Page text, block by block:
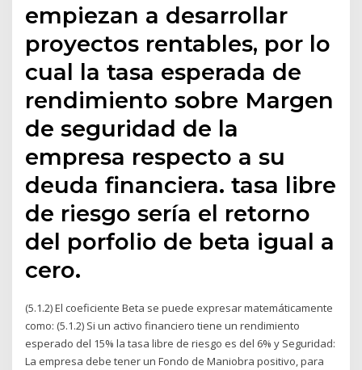
empiezan a desarrollar
proyectos rentables, por lo
cual la tasa esperada de
rendimiento sobre Margen
de seguridad de la
empresa respecto a su
deuda financiera. tasa libre
de riesgo sería el retorno
del porfolio de beta igual a
cero.
(5.1.2) El coeficiente Beta se puede expresar matemáticamente
como: (5.1.2) Si un activo financiero tiene un rendimiento
esperado del 15% la tasa libre de riesgo es del 6% y Seguridad:
La empresa debe tener un Fondo de Maniobra positivo, para